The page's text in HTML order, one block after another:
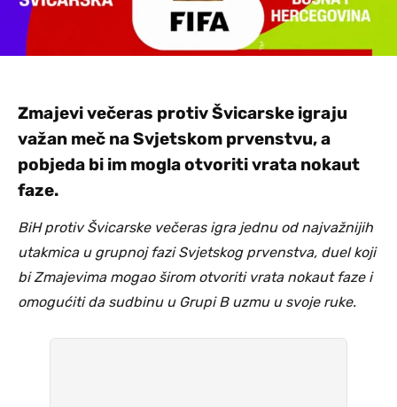
Zmajevi večeras protiv Švicarske igraju
važan meč na Svjetskom prvenstvu, a
pobjeda bi im mogla otvoriti vrata nokaut
faze.
BiH protiv Švicarske večeras igra jednu od najvažnijih
utakmica u grupnoj fazi Svjetskog prvenstva, duel koji
bi Zmajevima mogao širom otvoriti vrata nokaut faze i
omogućiti da sudbinu u Grupi B uzmu u svoje ruke.